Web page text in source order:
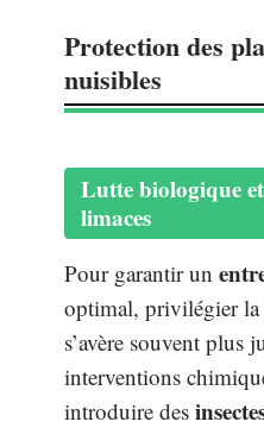
Protection des
nuisibles
Lutte biologique
limaces
Pour garantir un
optimal, privilégier
s’avère souvent plus
interventions
introduire des